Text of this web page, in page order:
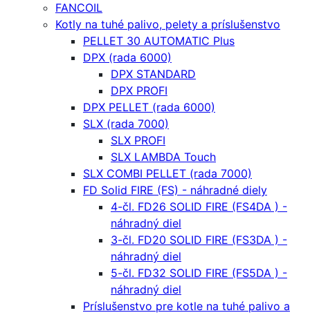
FANCOIL
Kotly na tuhé palivo, pelety a príslušenstvo
PELLET 30 AUTOMATIC Plus
DPX (rada 6000)
DPX STANDARD
DPX PROFI
DPX PELLET (rada 6000)
SLX (rada 7000)
SLX PROFI
SLX LAMBDA Touch
SLX COMBI PELLET (rada 7000)
FD Solid FIRE (FS) - náhradné diely
4-čl. FD26 SOLID FIRE (FS4DA ) -
náhradný diel
3-čl. FD20 SOLID FIRE (FS3DA ) -
náhradný diel
5-čl. FD32 SOLID FIRE (FS5DA ) -
náhradný diel
Príslušenstvo pre kotle na tuhé palivo a